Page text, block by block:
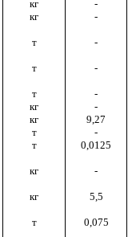
кг -
кг -
т -
т -
т -
кг -
кг 9,27
т -
т 0,0125
кг -
кг 5,5
т 0,075